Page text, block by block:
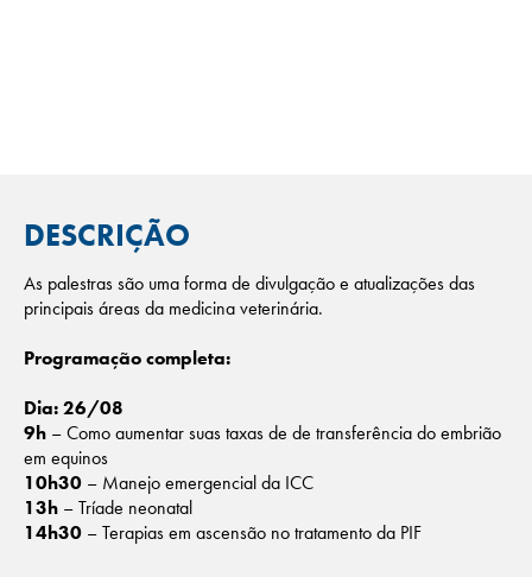
DESCRIÇÃO
As palestras são uma forma de divulgação e atualizações das
principais áreas da medicina veterinária.
Programação completa:
Dia: 26/08
9h – Como aumentar suas taxas de de transferência do embrião
em equinos
10h30 – Manejo emergencial da ICC
13h – Tríade neonatal
14h30 – Terapias em ascensão no tratamento da PIF